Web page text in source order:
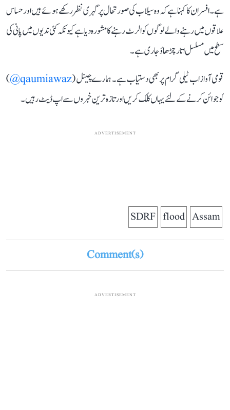
ہے۔ افسران کا کہنا ہے کہ وہ سیلاب کی صورتحال پر گہری نظر رکھے ہوئے ہیں اور حساس
علاقوں میں رہنے والے لوگوں کو الرٹ رہنے کا مشورہ دیا ہے کیونکہ کئی ندیوں میں پانی کی
سطح میں مسلسل اتار چڑھاؤ جاری ہے۔
قومی آواز اب ٹیلی گرام پر بھی دستیاب ہے۔ ہمارے چینل (qaumiawaz@
)
کو جوائن کرنے کے لئے یہاں کلک کریں اور تازہ ترین خبروں سے اپ ڈیٹ رہیں۔
ADVERTISEMENT
Assam
flood
SDRF
Comment(s)
ADVERTISEMENT